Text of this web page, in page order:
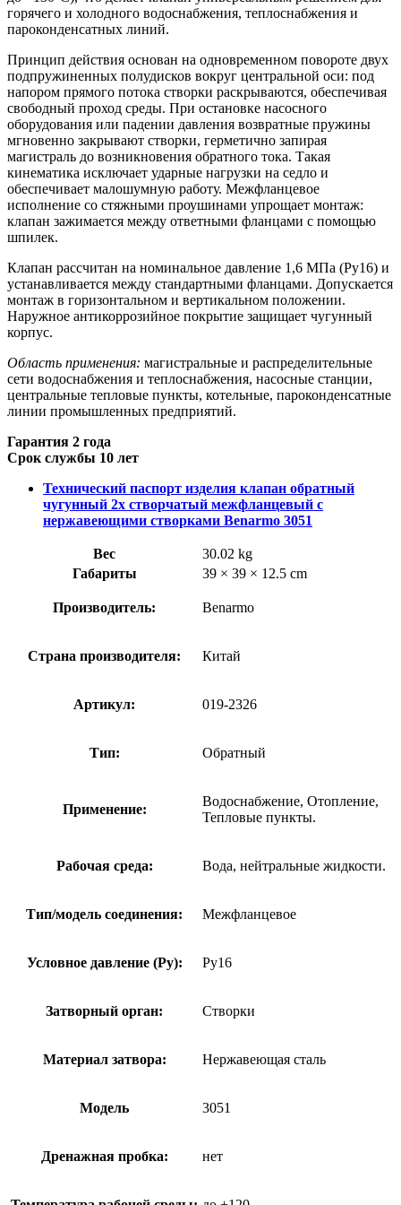
горячего и холодного водоснабжения, теплоснабжения и
пароконденсатных линий.
Принцип действия основан на одновременном повороте двух
подпружиненных полудисков вокруг центральной оси: под
напором прямого потока створки раскрываются, обеспечивая
свободный проход среды. При остановке насосного
оборудования или падении давления возвратные пружины
мгновенно закрывают створки, герметично запирая
магистраль до возникновения обратного тока. Такая
кинематика исключает ударные нагрузки на седло и
обеспечивает малошумную работу. Межфланцевое
исполнение со стяжными проушинами упрощает монтаж:
клапан зажимается между ответными фланцами с помощью
шпилек.
Клапан рассчитан на номинальное давление 1,6 МПа (Ру16) и
устанавливается между стандартными фланцами. Допускается
монтаж в горизонтальном и вертикальном положении.
Наружное антикоррозийное покрытие защищает чугунный
корпус.
Область применения: магистральные и распределительные
сети водоснабжения и теплоснабжения, насосные станции,
центральные тепловые пункты, котельные, пароконденсатные
линии промышленных предприятий.
Гарантия 2 года
Срок службы 10 лет
Технический паспорт изделия клапан обратный
чугунный 2х створчатый межфланцевый с
нержавеющими створками Benarmo 3051
Вес
30.02 kg
Габариты
39 × 39 × 12.5 cm
Производитель: Benarmo
Страна производителя: Китай
Артикул: 019-2326
Тип: Обратный
Применение:
Водоснабжение, Отопление,
Тепловые пункты.
Рабочая среда: Вода, нейтральные жидкости.
Тип/модель соединения: Межфланцевое
Условное давление (Ру): Ру16
Затворный орган: Створки
Материал затвора: Нержавеющая сталь
Модель 3051
Дренажная пробка: нет